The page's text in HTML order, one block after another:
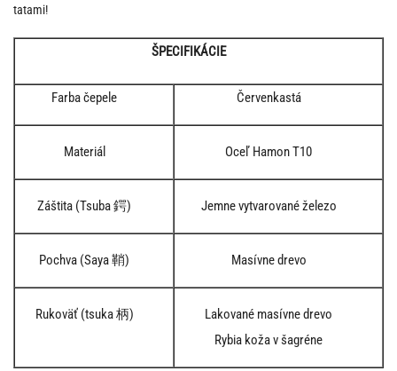
tatami!
ŠPECIFIKÁCIE
Farba čepele Červenkastá
Materiál Oceľ Hamon T10
Záštita (Tsuba 鍔) Jemne vytvarované železo
Pochva (Saya 鞘) Masívne drevo
Rukoväť (tsuka 柄)
Lakované masívne drevo
Rybia koža v šagréne